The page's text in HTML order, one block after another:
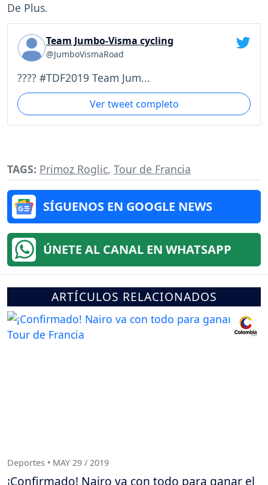
De Plus.
Team Jumbo-Visma cycling
@JumboVismaRoad
???? #TDF2019 Team Jum...
Ver tweet completo
TAGS: Primoz Roglic, Tour de Francia
SÍGUENOS EN GOOGLE NEWS
ÚNETE AL CANAL EN WHATSAPP
ARTÍCULOS RELACIONADOS
Deportes • MAY 29 / 2019
¡Confirmado! Nairo va con todo para ganar el